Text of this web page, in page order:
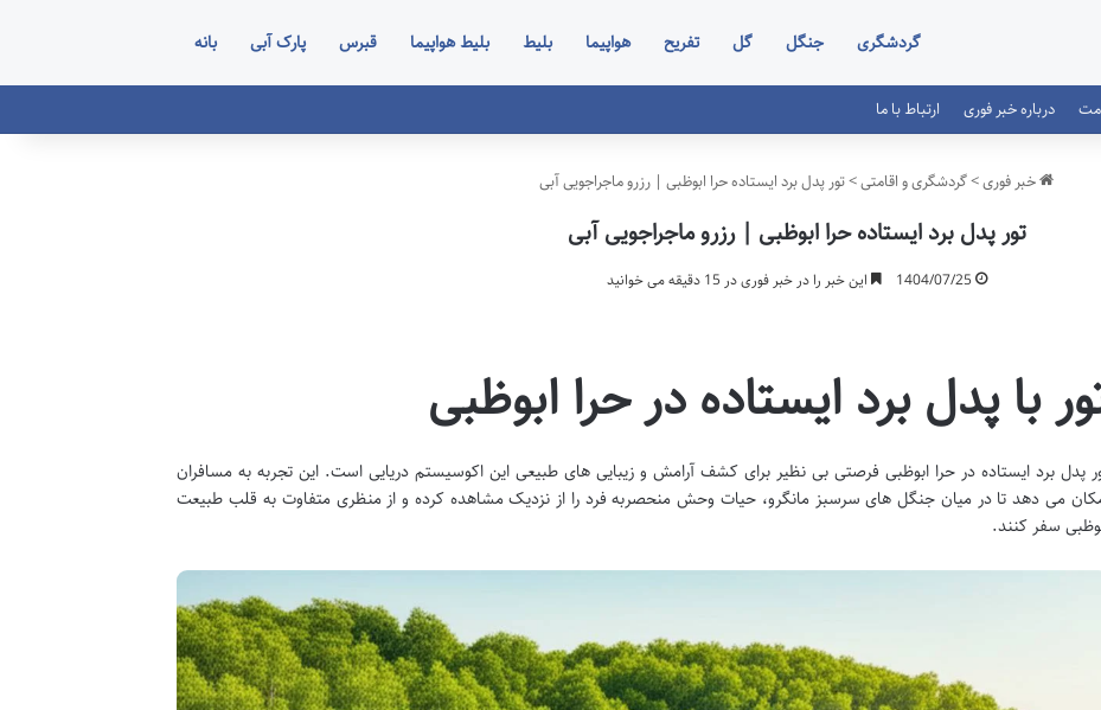
گردشگری جنگل گل تفریح هواپیما بلیط بلیط هواپیما قبرس پارک آبی بانه
درباره خبر فوری ارتباط با ما
خبر فوری>گردشگری و اقامتی>تور پدل برد ایستاده حرا ابوظبی | رزرو ماجراجویی آبی
تور پدل برد ایستاده حرا ابوظبی | رزرو ماجراجویی آبی
1404/07/25 این خبر را در خبر فوری در 15 دقیقه می خوانید
با پدل برد ایستاده در حرا ابوظبی
پدل برد ایستاده در حرا ابوظبی فرصتی بی نظیر برای کشف آرامش و زیبایی های طبیعی این اکوسیستم دریایی است. این تجربه به مسافران
می دهد تا در میان جنگل های سرسبز مانگرو، حیات وحش منحصربه فرد را از نزدیک مشاهده کرده و از منظری متفاوت به قلب طبیعت
سفر کنند.